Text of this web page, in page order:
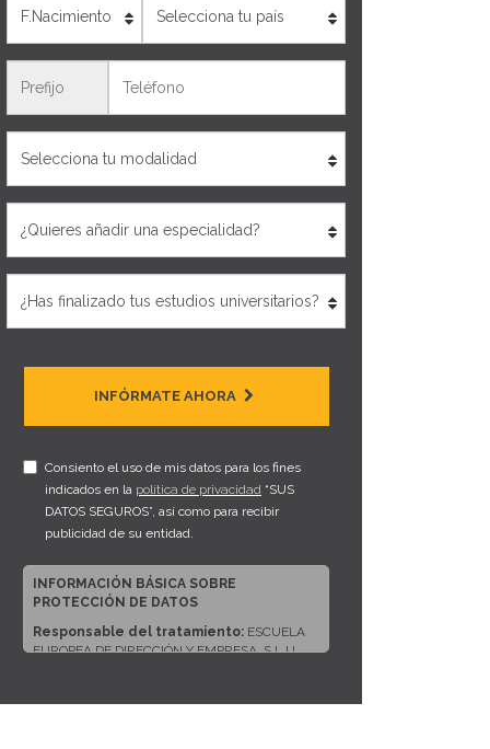
INFÓRMATE AHORA
Consiento el uso de mis datos para los fines
indicados en la política de privacidad “SUS
DATOS SEGUROS”, así como para recibir
publicidad de su entidad.
INFORMACIÓN BÁSICA SOBRE
PROTECCIÓN DE DATOS
Responsable del tratamiento: ESCUELA
EUROPEA DE DIRECCIÓN Y EMPRESA, S.L.U.